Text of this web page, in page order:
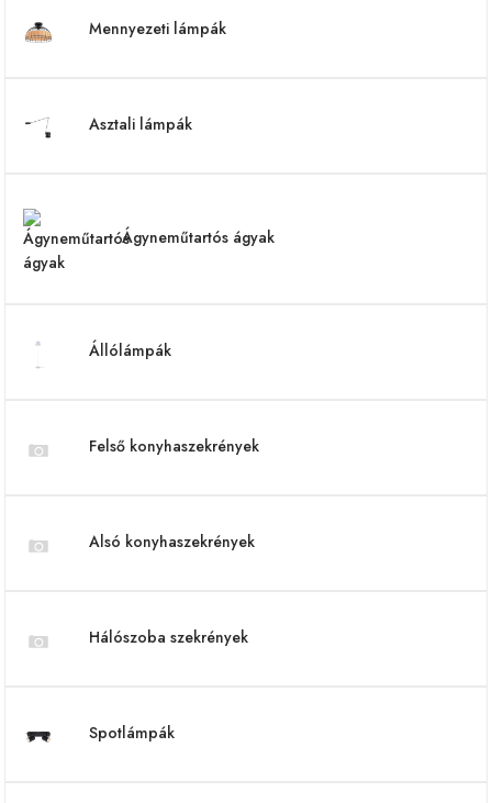
Mennyezeti lámpák
Asztali lámpák
Ágyneműtartós ágyak
Állólámpák
Felső konyhaszekrények
Alsó konyhaszekrények
Hálószoba szekrények
Spotlámpák